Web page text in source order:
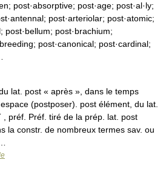
post·absorptive; post·age; post·al·ly;
post·arteriolar; post·atomic;
post·bellum; post·brachium;
post·canonical; post·cardinal;
lat. post « après », dans le temps
(postposer). post élément, du lat.
préf. Préf. tiré de la prép. lat. post
la constr. de nombreux termes sav. ou